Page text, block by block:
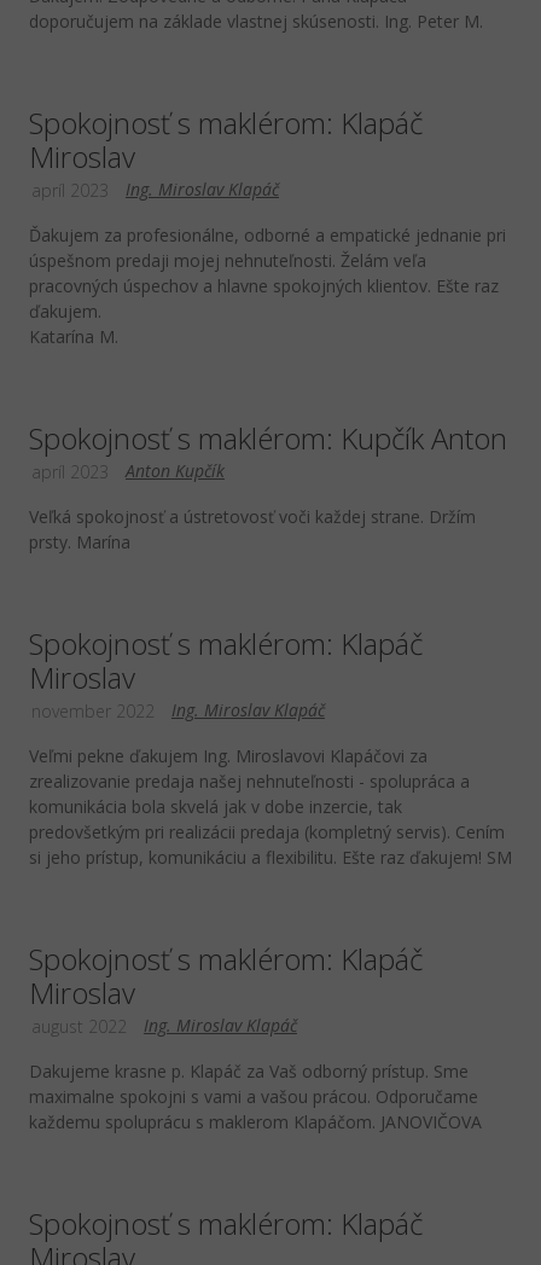
doporučujem na základe vlastnej skúsenosti. Ing. Peter M.
Spokojnosť s maklérom: Klapáč
Miroslav
Ing. Miroslav Klapáč
apríl 2023
Ďakujem za profesionálne, odborné a empatické jednanie pri
úspešnom predaji mojej nehnuteľnosti. Želám veľa
pracovných úspechov a hlavne spokojných klientov. Ešte raz
ďakujem.
Katarína M.
Spokojnosť s maklérom: Kupčík Anton
Anton Kupčík
apríl 2023
Veľká spokojnosť a ústretovosť voči každej strane. Držím
prsty. Marína
Spokojnosť s maklérom: Klapáč
Miroslav
Ing. Miroslav Klapáč
november 2022
Veľmi pekne ďakujem Ing. Miroslavovi Klapáčovi za
zrealizovanie predaja našej nehnuteľnosti - spolupráca a
komunikácia bola skvelá jak v dobe inzercie, tak
predovšetkým pri realizácii predaja (kompletný servis). Cením
si jeho prístup, komunikáciu a flexibilitu. Ešte raz ďakujem! SM
Spokojnosť s maklérom: Klapáč
Miroslav
Ing. Miroslav Klapáč
august 2022
Dakujeme krasne p. Klapáč za Vaš odborný prístup. Sme
maximalne spokojni s vami a vašou prácou. Odporučame
každemu spoluprácu s maklerom Klapáčom. JANOVIČOVA
Spokojnosť s maklérom: Klapáč